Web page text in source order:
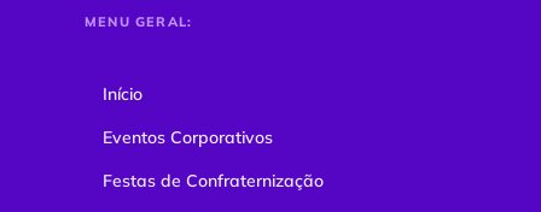
MENU GERAL:
Início
Eventos Corporativos
Festas de Confraternização